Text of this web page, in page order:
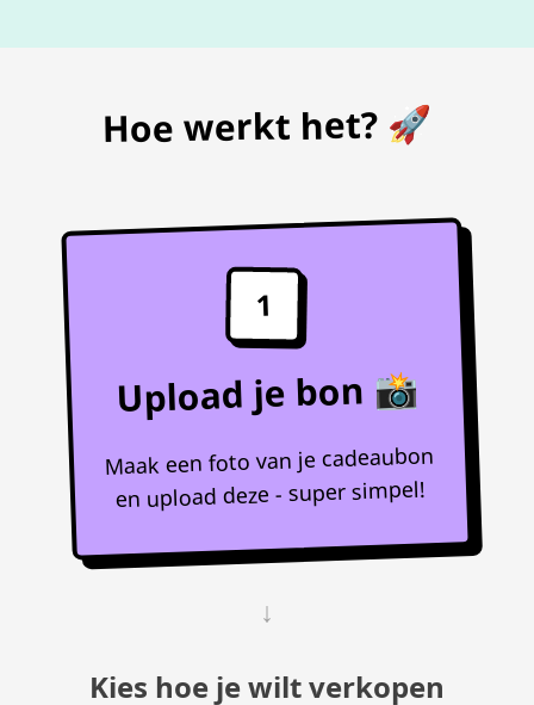
Hoe werkt het? 🚀
1
Upload je bon 📸
Maak een foto van je cadeaubon
en upload deze - super simpel!
↓
Kies hoe je wilt verkopen